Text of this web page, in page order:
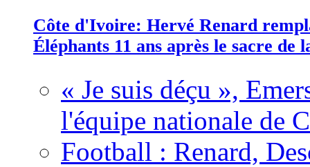
Côte d'Ivoire: Hervé Renard
Éléphants 11 ans après le sacre de
« Je suis déçu »,
l'équipe nationale de
Football : Renard,